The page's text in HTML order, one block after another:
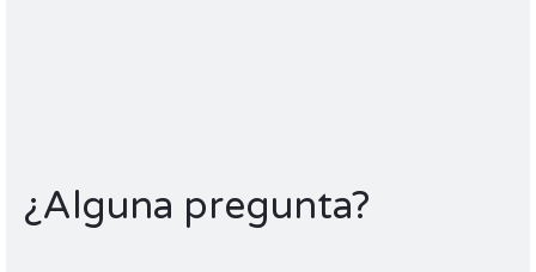
¿Alguna pregunta?